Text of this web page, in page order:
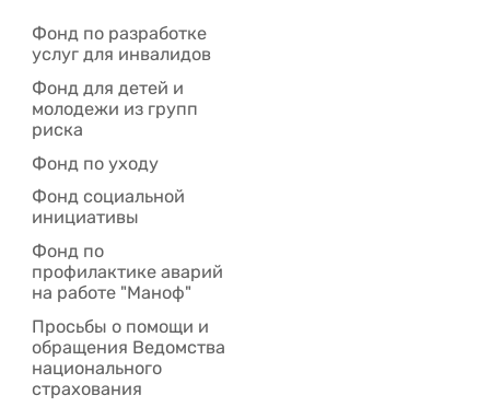
Фонд по разработке
услуг для инвалидов
Фонд для детей и
молодежи из групп
риска
Фонд по уходу
Фонд социальной
инициативы
Фонд по
профилактике аварий
на работе "Маноф"
Просьбы о помощи и
обращения Ведомства
национального
страхования